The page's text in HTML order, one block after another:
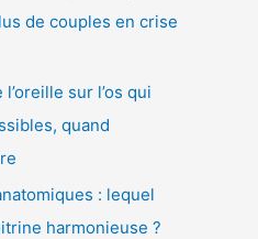
de couples en crise
sur l’os qui
quand
: lequel
harmonieuse ?